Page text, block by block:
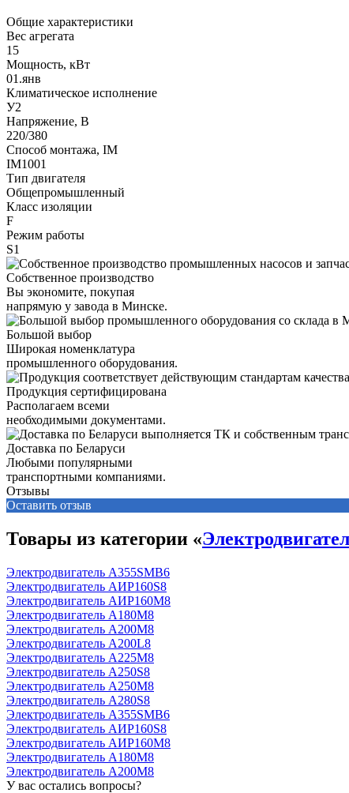
Общие характеристики
Вес агрегата
15
Мощность, кВт
01.янв
Климатическое исполнение
У2
Напряжение, В
220/380
Способ монтажа, IM
IM1001
Тип двигателя
Общепромышленный
Класс изоляции
F
Режим работы
S1
Собственное производство
Вы экономите, покупая
напрямую у завода в Минске.
Большой выбор
Широкая номенклатура
промышленного оборудования.
Продукция сертифицирована
Располагаем всеми
необходимыми документами.
Доставка по Беларуси
Любыми популярными
транспортными компаниями.
Отзывы
Оставить отзыв
Товары из категории «
Электродвигатель А355SМВ6
Электродвигатель АИР160S8
Электродвигатель АИР160М8
Электродвигатель А180М8
Электродвигатель А200М8
Электродвигатель А200L8
Электродвигатель А225М8
Электродвигатель А250S8
Электродвигатель А250М8
Электродвигатель А280S8
Электродвигатель А355SМВ6
Электродвигатель АИР160S8
Электродвигатель АИР160М8
Электродвигатель А180М8
Электродвигатель А200М8
У вас остались вопросы?